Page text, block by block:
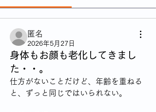
匿名
2026年5月27日
身体もお顔も老化してきまし
た・・。
仕方がないことだけど、年齢を重ねる
と、ずっと同じではいられない。